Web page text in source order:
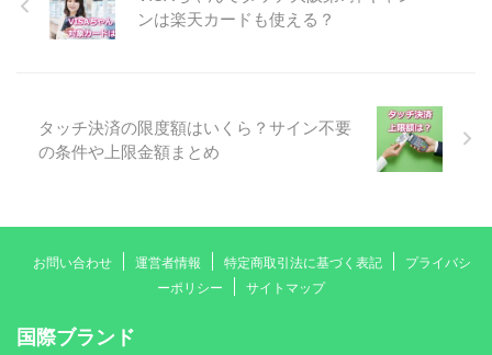
ンは楽天カードも使える？
タッチ決済の限度額はいくら？サイン不要
の条件や上限金額まとめ
お問い合わせ 運営者情報 特定商取引法に基づく表記
プライバシ
ーポリシー
サイトマップ
国際ブランド